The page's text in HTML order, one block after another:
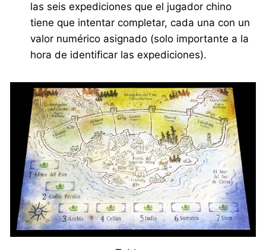
las seis expediciones que el jugador chino
tiene que intentar completar, cada una con un
valor numérico asignado (solo importante a la
hora de identificar las expediciones).